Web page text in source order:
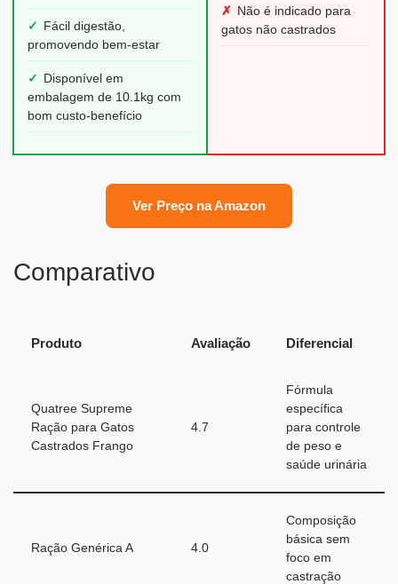
✓
Fácil digestão,
promovendo bem-estar
✓
Disponível em
embalagem de 10.1kg com
bom custo-benefício
✗ Não é indicado para
gatos não castrados
Ver Preço na Amazon
Comparativo
Produto Avaliação Diferencial
Quatree Supreme
Ração para Gatos
Castrados Frango
4.7
Fórmula
específica
para controle
de peso e
saúde urinária
Ração Genérica A 4.0
Composição
básica sem
foco em
castração